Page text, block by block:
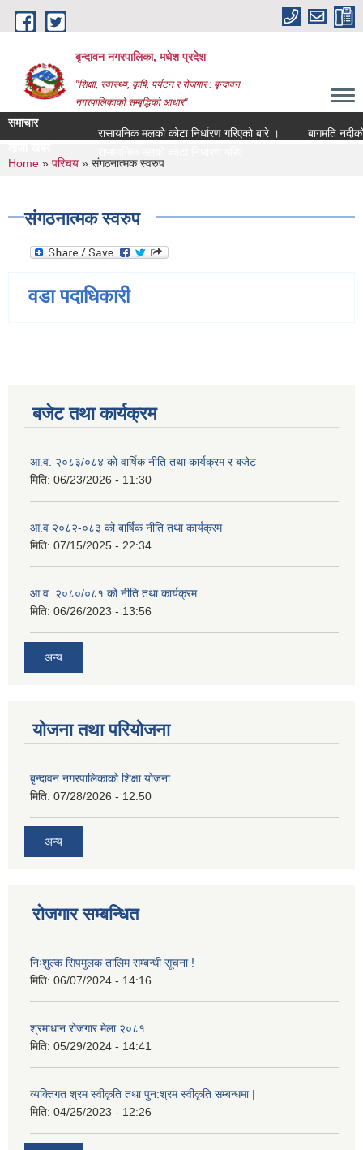
Skip to main content
बृन्दावन नगरपालिका, मधेश प्रदेश
"शिक्षा, स्वास्थ्य, कृषि, पर्यटन र रोजगार : बृन्दावन
नगरपालिकाको सम्बृद्धिको आधार"
समाचार
रासायनिक मलको कोटा निर्धारण गरिएको बारे ।
बागमति नदीको
You are here
Home » परिचय » संगठनात्मक स्वरुप
संगठनात्मक स्वरुप
वडा पदाधिकारी
बजेट तथा कार्यक्रम
आ.व. २०८३/०८४ को वार्षिक नीति तथा कार्यक्रम र बजेट
मिति: 06/23/2026 - 11:30
आ.व २०८२-०८३ को बार्षिक नीति तथा कार्यक्रम
मिति: 07/15/2025 - 22:34
आ.व. २०८०/०८१ को नीति तथा कार्यक्रम
मिति: 06/26/2023 - 13:56
अन्य
योजना तथा परियोजना
बृन्दावन नगरपालिकाको शिक्षा योजना
मिति: 07/28/2026 - 12:50
अन्य
रोजगार सम्बन्धित
निःशुल्क सिपमुलक तालिम सम्बन्धी सूचना !
मिति: 06/07/2024 - 14:16
श्रमाधान रोजगार मेला २०८१
मिति: 05/29/2024 - 14:41
व्यक्तिगत श्रम स्वीकृति तथा पुन:श्रम स्वीकृति सम्बन्धमा |
मिति: 04/25/2023 - 12:26